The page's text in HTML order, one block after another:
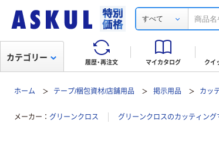
すべて
履歴・再注文 マイカタログ クイ
カテゴリー
ホーム テープ/梱包資材/店舗用品 掲示用品 カッ
メーカー グリーンクロス グリーンクロスのカッティン